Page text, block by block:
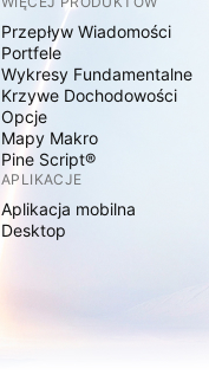
Przepływ Wiadomości
Portfele
Wykresy Fundamentalne
Krzywe Dochodowości
Opcje
Mapy Makro
Pine Script®
APLIKACJE
Aplikacja mobilna
Desktop